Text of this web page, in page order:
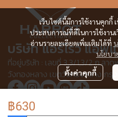
฿630
เว็บไซต์นี้มีการใช้งานคุก
ประสบการณ์ที่ดีในการใช้งาน
อ่านรายละเอียดเพิ่มเติมได้ที่
นโยบ
ตั้งค่าคุกกี้
บริษัท แอร์โรว์ แอพ
ที่อยู่บริษัท : เลขที่ 3,3/1,3/2 ก.ลา
วังทองหลาง เขตวังทองหลาง กรุ